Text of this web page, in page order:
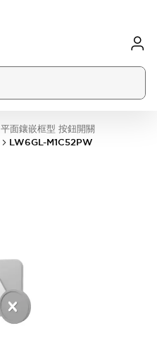
平面鑲嵌框型 按鈕開關
LW6GL-M1C52PW